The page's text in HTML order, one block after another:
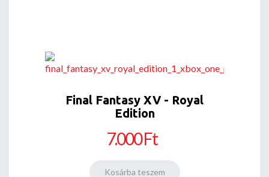
Final Fantasy XV - Royal
Edition
7.000 Ft